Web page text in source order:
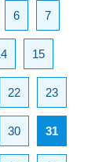
6 7
15
22 23
30 31